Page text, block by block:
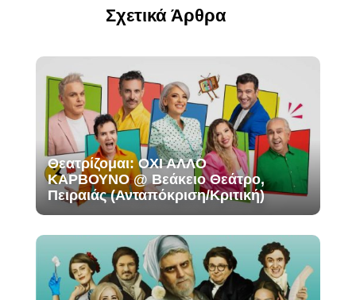
Σχετικά Άρθρα
Θεατρίζομαι: ΟΧΙ ΑΛΛΟ
ΚΑΡΒΟΥΝΟ @ Βεάκειο Θεάτρο,
Πειραιάς (Ανταπόκριση/Κριτική)